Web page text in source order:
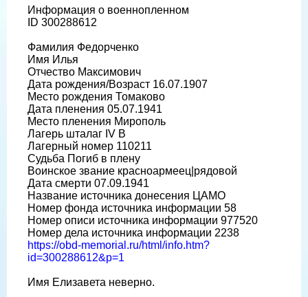
Информация о военнопленном
ID 300288612
Фамилия Федорченко
Имя Илья
Отчество Максимович
Дата рождения/Возраст 16.07.1907
Место рождения Томаково
Дата пленения 05.07.1941
Место пленения Мирополь
Лагерь шталаг IV B
Лагерный номер 110211
Судьба Погиб в плену
Воинское звание красноармеец|рядовой
Дата смерти 07.09.1941
Название источника донесения ЦАМО
Номер фонда источника информации 58
Номер описи источника информации 977520
Номер дела источника информации 2238
https://obd-memorial.ru/html/info.htm?
id=300288612&p=1
Имя Елизавета неверно.